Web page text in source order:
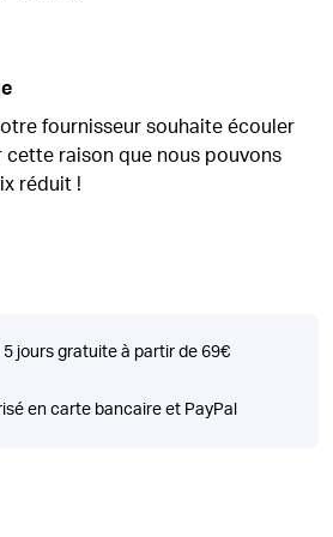
fournisseur souhaite écouler
cette raison que nous pouvons
réduit !
5 jours gratuite à partir de 69€
en carte bancaire et PayPal